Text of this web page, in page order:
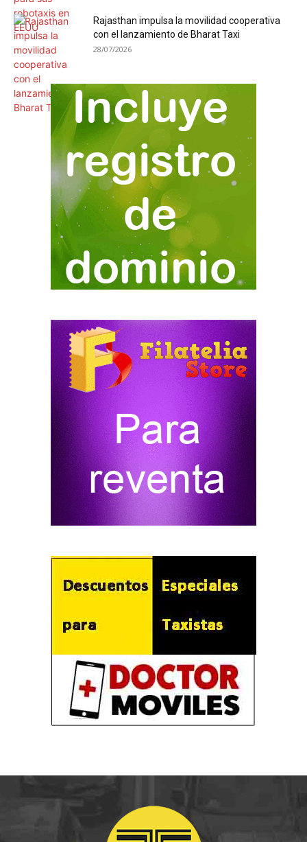
Rajasthan impulsa la movilidad cooperativa
con el lanzamiento de Bharat Taxi
28/07/2026